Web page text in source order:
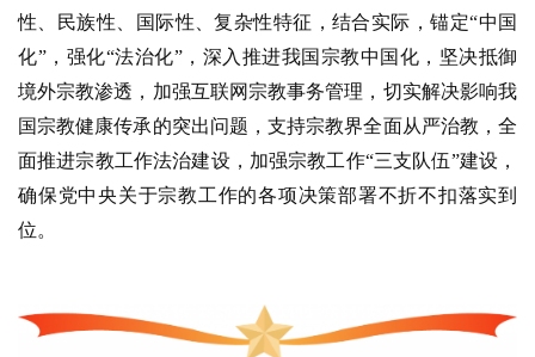
性、民族性、国际性、复杂性特征，结合实际，锚定“中国
化”，强化“法治化”，深入推进我国宗教中国化，坚决抵御
境外宗教渗透，加强互联网宗教事务管理，切实解决影响我
国宗教健康传承的突出问题，支持宗教界全面从严治教，全
面推进宗教工作法治建设，加强宗教工作“三支队伍”建设，
确保党中央关于宗教工作的各项决策部署不折不扣落实到
位。